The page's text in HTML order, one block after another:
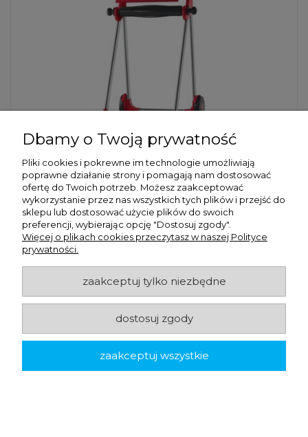
czyściw - czarno-czerwony
brutto: 916,62 zł
netto: 745,22 zł
+
- do koszyka
Dbamy o Twoją prywatność
Pliki cookies i pokrewne im technologie umożliwiają
poprawne działanie strony i pomagają nam dostosować
ofertę do Twoich potrzeb. Możesz zaakceptować
wykorzystanie przez nas wszystkich tych plików i przejść do
sklepu lub dostosować użycie plików do swoich
preferencji, wybierając opcję "Dostosuj zgody".
Więcej o plikach cookies przeczytasz w naszej Polityce
prywatności.
zaakceptuj tylko niezbędne
dostosuj zgody
zaakceptuj wszystkie